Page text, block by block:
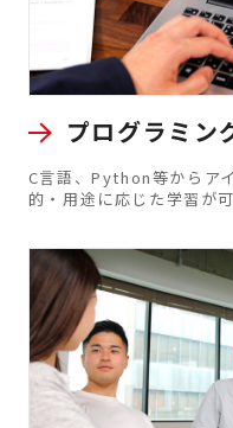
プログラミン
C言語、Python等からア
的・用途に応じた学習が